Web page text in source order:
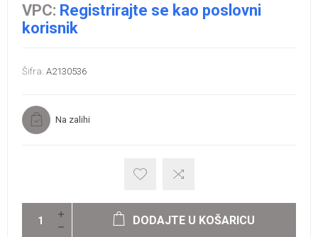
VPC: Registrirajte se kao poslovni
korisnik
Šifra: A2130536
Na zalihi
DODAJTE U KOŠARICU